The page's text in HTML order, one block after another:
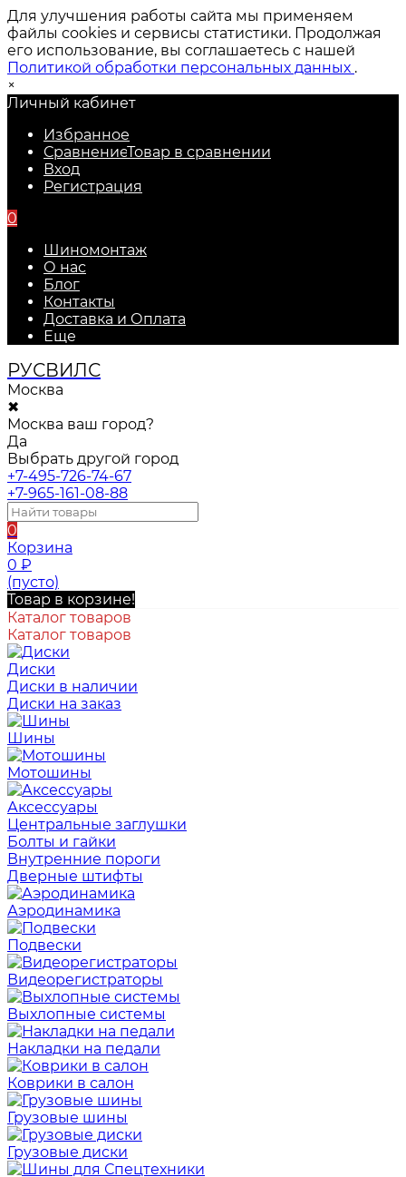
Для улучшения работы сайта мы применяем
файлы cookies и сервисы статистики. Продолжая
его использование, вы соглашаетесь с нашей
Политикой обработки персональных данных .
×
Личный кабинет
Избранное
СравнениеТовар в сравнении
Вход
Регистрация
0
Шиномонтаж
О нас
Блог
Контакты
Доставка и Оплата
Еще
РУСВИЛС
Москва
✖
Москва ваш город?
Да
Выбрать другой город
+7-495-726-74-67
+7-965-161-08-88
0
Корзина
0 ₽
(пусто)
Товар в корзине!
Каталог товаров
Каталог товаров
Диски
Диски в наличии
Диски на заказ
Шины
Мотошины
Аксессуары
Центральные заглушки
Болты и гайки
Внутренние пороги
Дверные штифты
Аэродинамика
Подвески
Видеорегистраторы
Выхлопные системы
Накладки на педали
Коврики в салон
Грузовые шины
Грузовые диски